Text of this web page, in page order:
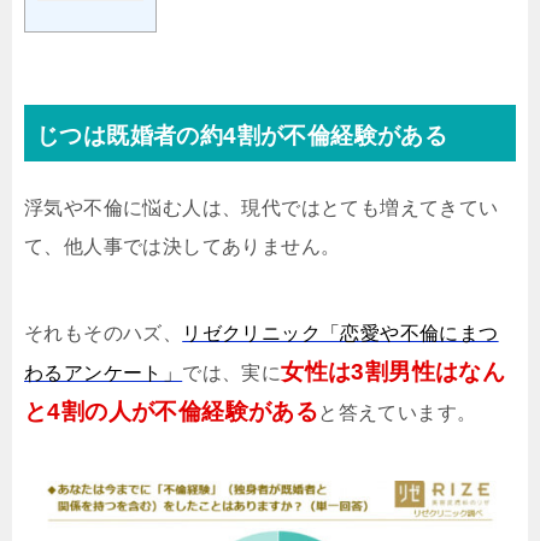
じつは既婚者の約4割が不倫経験がある
浮気や不倫に悩む人は、現代ではとても増えてきてい
て、他人事では決してありません。
それもそのハズ、
リゼクリニック「恋愛や不倫にまつ
わるアンケート」 では、実に女性は3割男性はなん
と4割の人が不倫経験があると答えています。